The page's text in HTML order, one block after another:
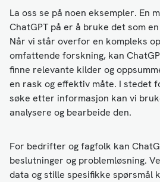
La oss se på noen eksempler. En
ChatGPT på er å bruke det som
Når vi står overfor en kompleks
omfattende forskning, kan
finne relevante kilder og
en rask og effektiv måte. I stedet
søke etter informasjon kan vi
analysere og bearbeide den.
For bedrifter og fagfolk kan
beslutninger og problemløsning.
data og stille spesifikke spørsmål